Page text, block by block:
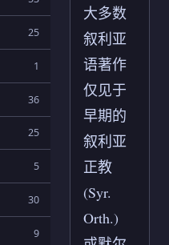
25
1
36
25
5
30
9
大多数
叙利亚
语著作
仅见于
早期的
叙利亚
正教
(Syr.
Orth.)